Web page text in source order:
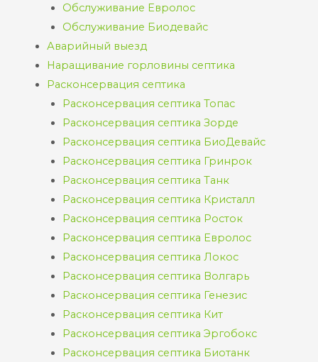
Обслуживание Евролос
Обслуживание Биодевайс
Аварийный выезд
Наращивание горловины септика
Расконсервация септика
Расконсервация септика Топас
Расконсервация септика Зорде
Расконсервация септика БиоДевайс
Расконсервация септика Гринрок
Расконсервация септика Танк
Расконсервация септика Кристалл
Расконсервация септика Росток
Расконсервация септика Евролос
Расконсервация септика Локос
Расконсервация септика Волгарь
Расконсервация септика Генезис
Расконсервация септика Кит
Расконсервация септика Эргобокс
Расконсервация септика Биотанк